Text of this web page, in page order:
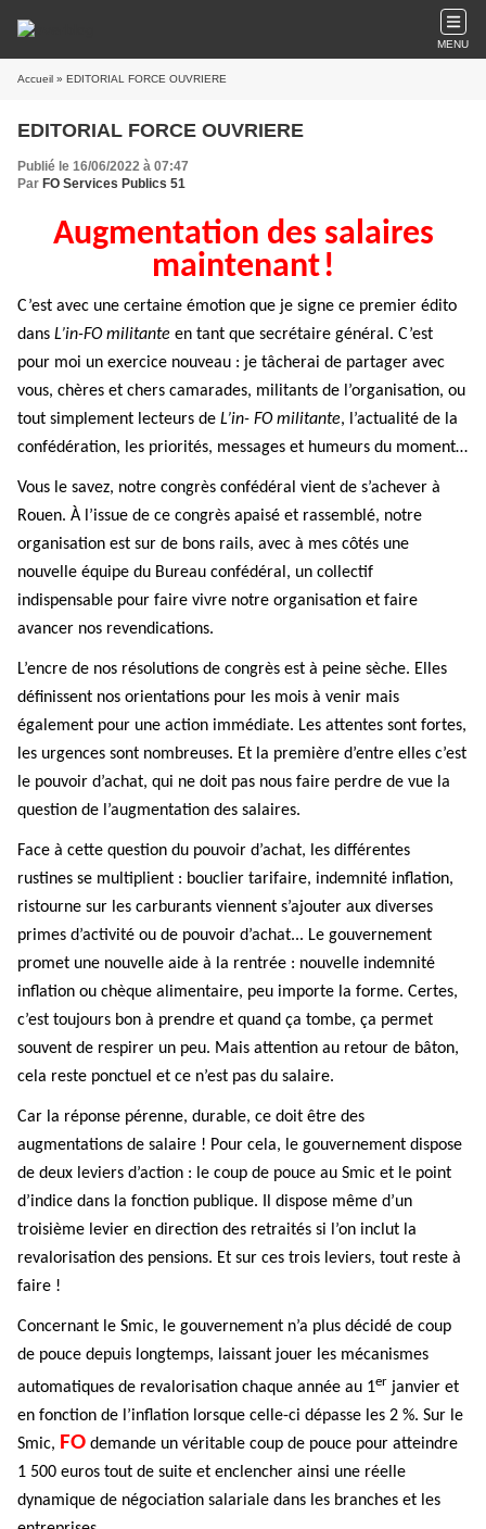
MENU
Accueil » EDITORIAL FORCE OUVRIERE
EDITORIAL FORCE OUVRIERE
Publié le 16/06/2022 à 07:47
Par FO Services Publics 51
Augmentation des salaires
maintenant!
C’est avec une certaine émotion que je signe ce premier édito
dans L’in-FO militante en tant que secrétaire général. C’est
pour moi un exercice nouveau : je tâcherai de partager avec
vous, chères et chers camarades, militants de l’organisation, ou
tout simplement lecteurs de L’in- FO militante, l’actualité de la
confédération, les priorités, messages et humeurs du moment…
Vous le savez, notre congrès confédéral vient de s’achever à
Rouen. À l’issue de ce congrès apaisé et rassemblé, notre
organisation est sur de bons rails, avec à mes côtés une
nouvelle équipe du Bureau confédéral, un collectif
indispensable pour faire vivre notre organisation et faire
avancer nos revendications.
L’encre de nos résolutions de congrès est à peine sèche. Elles
définissent nos orientations pour les mois à venir mais
également pour une action immédiate. Les attentes sont fortes,
les urgences sont nombreuses. Et la première d’entre elles c’est
le pouvoir d’achat, qui ne doit pas nous faire perdre de vue la
question de l’augmentation des salaires.
Face à cette question du pouvoir d’achat, les différentes
rustines se multiplient : bouclier tarifaire, indemnité inflation,
ristourne sur les carburants viennent s’ajouter aux diverses
primes d’activité ou de pouvoir d’achat... Le gouvernement
promet une nouvelle aide à la rentrée : nouvelle indemnité
inflation ou chèque alimentaire, peu importe la forme. Certes,
c’est toujours bon à prendre et quand ça tombe, ça permet
souvent de respirer un peu. Mais attention au retour de bâton,
cela reste ponctuel et ce n’est pas du salaire.
Car la réponse pérenne, durable, ce doit être des
augmentations de salaire ! Pour cela, le gouvernement dispose
de deux leviers d’action : le coup de pouce au Smic et le point
d’indice dans la fonction publique. Il dispose même d’un
troisième levier en direction des retraités si l’on inclut la
revalorisation des pensions. Et sur ces trois leviers, tout reste à
faire !
Concernant le Smic, le gouvernement n’a plus décidé de coup
de pouce depuis longtemps, laissant jouer les mécanismes
automatiques de revalorisation chaque année au 1er janvier et
en fonction de l’inflation lorsque celle-ci dépasse les 2 %. Sur le
Smic, FO demande un véritable coup de pouce pour atteindre
1 500 euros tout de suite et enclencher ainsi une réelle
dynamique de négociation salariale dans les branches et les